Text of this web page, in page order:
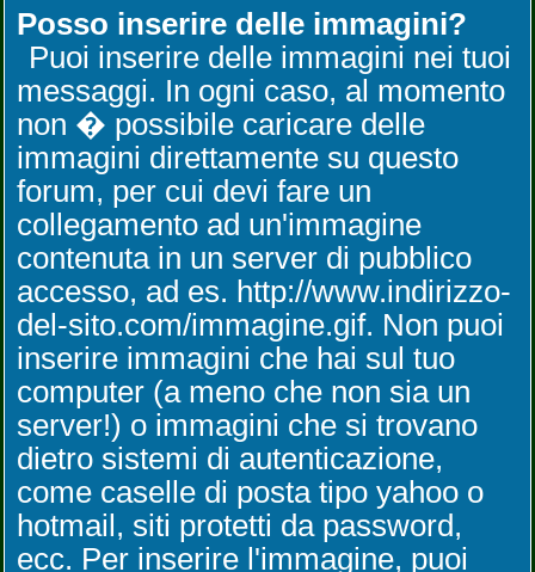
Posso inserire delle immagini?
Puoi inserire delle immagini nei tuoi
messaggi. In ogni caso, al momento
non � possibile caricare delle
immagini direttamente su questo
forum, per cui devi fare un
collegamento ad un'immagine
contenuta in un server di pubblico
accesso, ad es. http://www.indirizzo-
del-sito.com/immagine.gif. Non puoi
inserire immagini che hai sul tuo
computer (a meno che non sia un
server!) o immagini che si trovano
dietro sistemi di autenticazione,
come caselle di posta tipo yahoo o
hotmail, siti protetti da password,
ecc. Per inserire l'immagine, puoi